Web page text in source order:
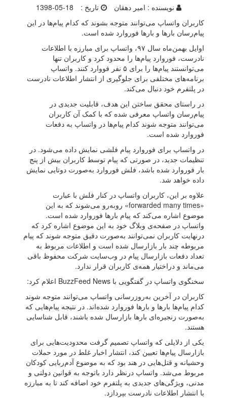
نویسنده : امیر دهقان تاریخ :
1398-05-18
کاربران واتساپ می‌توانند متوجه بشوند که کدام پیام‌ها در این
پیام‌رسان بارها و بارها فوروارد شده است.
اوایل بهمن‌ماه سال ۹۷، واتساپ برای مبارزه با اطلاعات
نادرست، فوروارد پیام‌ها را محدود کرد و کاربران تنها
می‌توانستند پیام‌ها را برای ۵ نفر فووارد کنند. واتساپ
برنامه‌های مختلفی برای جلوگیری از انتشار اطلاعات نادرست
در پلتفرم خود دنبال می‌کند.
در راستای محقق ساختن این هدف، قابلیت جدیدی در
پیام‌رسان واتساپ معرفی شده که با کمک آن کاربران
می‌توانند متوجه شوند کدام پیام‌ها در واتساپ به دفعات
فوروارد شده است.
در واتساپ برای فوروارد پیام فلشی نمایش داده می‌شود. در
تنظیمات جدید، در صورتی که پیام توسط کاربران بیش از پنج
بار فوروارد شده باشد، فلش فوروارد به‌صورت دوتایی نمایش
داده خواهد شد.
علاوه بر این، کاربران واتساپ در کنار فلش با عبارت
«forwarded many times» رو‌به‌رو می‌شوند که به این
موضوع اشاره می‌کند که پیام بارها فوروارد شده است.
واتساپ در صفحه‌ی وبلاگ خود به این موضوع اشاره کرد که
درنهایت کاربران نمی‌توانند به‌صورت دقیق متوجه شوند که پیام
مربوطه چند بار بازارسال شده است و اطلاعات مربوط به
تعداد دفعات بازارسال پیام در وب‌سایت شرکت محفوظ باقی
می‌ماند و دراختیار همه‌ی کاربران قرار ندارد.
سخنگوی واتساپ در گفتگویی با BuzzFeed News اعلام کرد:
کاربران در آخرین به‌روزرسانی واتساپ می‌توانند متوجه شوند
کدام پیام‌ها بارها و بارها فوروارد شده‌‌اند. در نتیجه پیام‌هایی که
به‌صورت زنجیره‌ای بارها بازارسال شده باشند، قابل شناسایی
هستند.
یکی از دلایلی که واتساپ تصمیم گرفت محدودیت‌هایی برای
بازارسال پیام‌ها تعیین کند، انتشار اخبار غلط در مورد حملات
وحشیانه و قتل‌هایی در هند بود که به موضوع آدم‌ربایی کودکان
مربوط می‌شد. واتساپ درنظر دارد باتوجه به قوانین دولتی و
مدنی، ویژگی‌های جدیدی به پلتفرم خود اضافه کند تا به مبارزه
با انتشار اطلاعات نادرست بپردازد.